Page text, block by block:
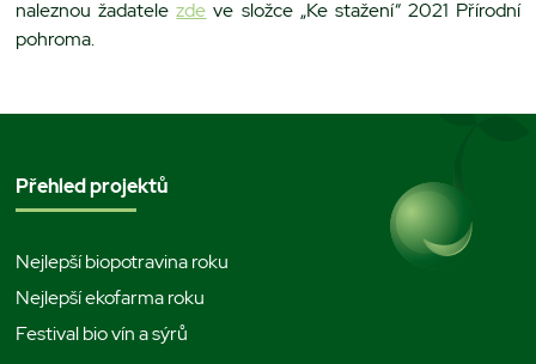
naleznou žadatelezde ve složce „Ke stažení“ 2021 Přírodní
pohroma.
Přehled projektů
Nejlepší biopotravina roku
Nejlepší ekofarma roku
Festival bio vín a sýrů